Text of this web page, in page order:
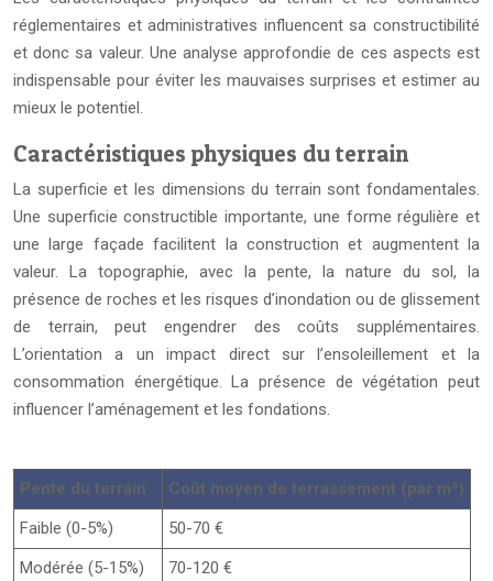
réglementaires et administratives influencent sa constructibilité
et donc sa valeur. Une analyse approfondie de ces aspects est
indispensable pour éviter les mauvaises surprises et estimer au
mieux le potentiel.
Caractéristiques physiques du terrain
La superficie et les dimensions du terrain sont fondamentales.
Une superficie constructible importante, une forme régulière et
une large façade facilitent la construction et augmentent la
valeur. La topographie, avec la pente, la nature du sol, la
présence de roches et les risques d’inondation ou de glissement
de terrain, peut engendrer des coûts supplémentaires.
L’orientation a un impact direct sur l’ensoleillement et la
consommation énergétique. La présence de végétation peut
influencer l’aménagement et les fondations.
Pente du terrain
Coût moyen de terrassement (par m³)
Faible (0-5%)
50-70 €
Modérée (5-15%)
70-120 €